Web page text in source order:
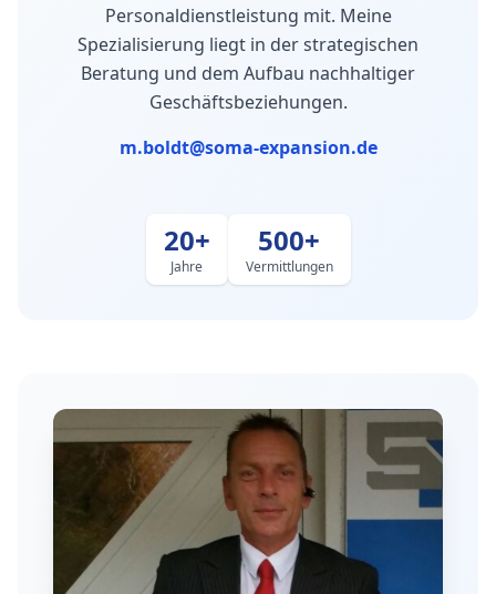
Personaldienstleistung mit. Meine
Spezialisierung liegt in der strategischen
Beratung und dem Aufbau nachhaltiger
Geschäftsbeziehungen.
m.boldt@soma-expansion.de
20+
Jahre
500+
Vermittlungen